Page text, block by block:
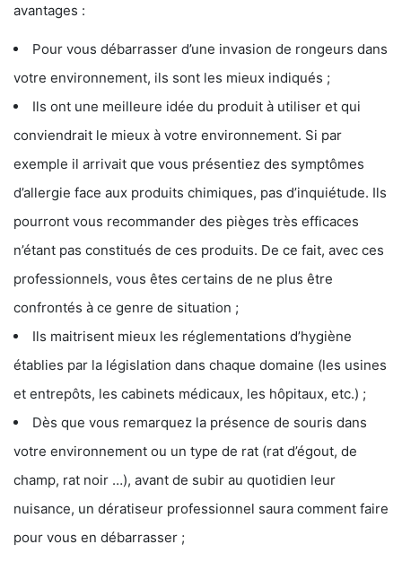
avantages :
Pour vous débarrasser d’une invasion de rongeurs dans
votre environnement, ils sont les mieux indiqués ;
Ils ont une meilleure idée du produit à utiliser et qui
conviendrait le mieux à votre environnement. Si par
exemple il arrivait que vous présentiez des symptômes
d’allergie face aux produits chimiques, pas d’inquiétude. Ils
pourront vous recommander des pièges très efficaces
n’étant pas constitués de ces produits. De ce fait, avec ces
professionnels, vous êtes certains de ne plus être
confrontés à ce genre de situation ;
Ils maitrisent mieux les réglementations d’hygiène
établies par la législation dans chaque domaine (les usines
et entrepôts, les cabinets médicaux, les hôpitaux, etc.) ;
Dès que vous remarquez la présence de souris dans
votre environnement ou un type de rat (rat d’égout, de
champ, rat noir …), avant de subir au quotidien leur
nuisance, un dératiseur professionnel saura comment faire
pour vous en débarrasser ;